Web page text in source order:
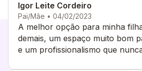
Igor Leite Cordeiro
Pai/Mãe • 04/02/2023
A melhor opção para minha
demais, um espaço muito bom
e um profissionalismo que